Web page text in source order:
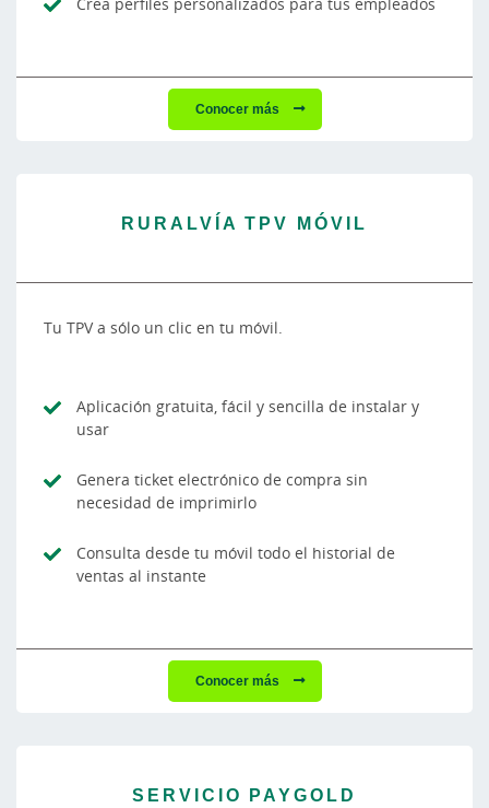
Conocer más
RURALVÍA TPV MÓVIL
Tu TPV a sólo un clic en tu móvil.
Aplicación gratuita, fácil y sencilla de instalar y
usar
Genera ticket electrónico de compra sin
necesidad de imprimirlo
Consulta desde tu móvil todo el historial de
ventas al instante
Conocer más
SERVICIO PAYGOLD